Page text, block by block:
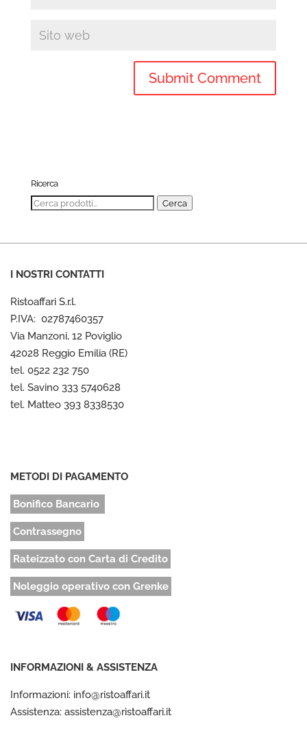
Ricerca
Cerca: Cerca
I NOSTRI CONTATTI
Ristoaffari S.r.l.
P.IVA: 02787460357
Via Manzoni, 12 Poviglio
42028 Reggio Emilia (RE)
tel. 0522 232 750
tel. Savino 333 5740628
tel. Matteo 393 8338530
METODI DI PAGAMENTO
Bonifico Bancario
Contrassegno
Rateizzato con Carta di Credito
Noleggio operativo con Grenke
INFORMAZIONI & ASSISTENZA
Informazioni: info@ristoaffari.it
Assistenza: assistenza@ristoaffari.it